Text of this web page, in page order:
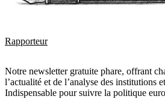
Rapporteur
Notre newsletter gratuite phare, offrant
l’actualité et de l’analyse des institutions
Indispensable pour suivre la politique